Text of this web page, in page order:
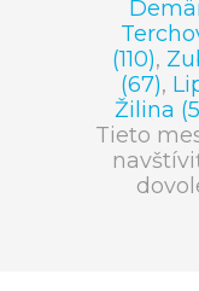
(110),
(67),
Žilina
Tieto